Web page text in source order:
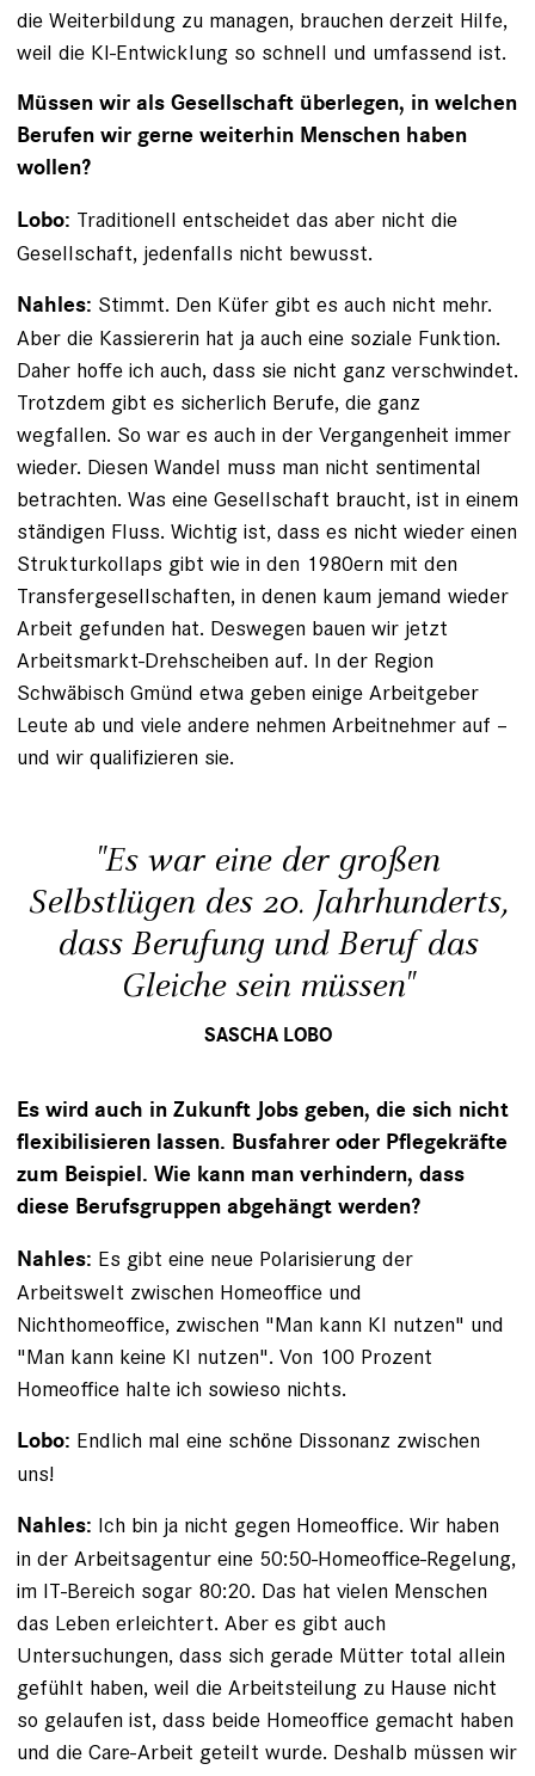
die Weiterbildung zu managen, brauchen derzeit Hilfe,
weil die KI-Entwicklung so schnell und umfassend ist.
Müssen wir als Gesellschaft überlegen, in welchen
Be­rufen wir gerne weiterhin Menschen haben
wollen?
Lobo: Traditionell entscheidet das aber nicht die
Gesellschaft, jedenfalls nicht bewusst.
Nahles: Stimmt. Den Küfer gibt es auch nicht mehr.
Aber die Kassiererin hat ja auch eine soziale Funktion.
Daher hoffe ich auch, dass sie nicht ganz verschwindet.
Trotzdem gibt es sicherlich Berufe, die ganz
wegfallen. So war es auch in der Vergangenheit immer
wieder. Diesen Wandel muss man nicht sentimental
betrachten. Was eine Gesellschaft braucht, ist in einem
ständigen Fluss. Wichtig ist, dass es nicht wieder einen
Strukturkollaps gibt wie in den 1980ern mit den
Transfergesellschaften, in denen kaum jemand wieder
Arbeit gefunden hat. Deswegen bauen wir jetzt
Arbeits­markt-Drehscheiben auf. In der Region
Schwäbisch Gmünd etwa geben einige Arbeitgeber
Leute ab und viele andere nehmen Arbeitnehmer auf –
und wir qualifizieren sie.
"Es war eine der großen
Selbstlügen des 20. Jahrhunderts,
dass Berufung und Beruf das
Gleiche sein müssen"
SASCHA LOBO
Es wird auch in Zukunft Jobs geben, die sich nicht
­flexibilisieren lassen. Busfahrer oder Pflegekräfte
zum ­Beispiel. Wie kann man verhindern, dass
diese Berufsgruppen abgehängt werden?
Nahles: Es gibt eine neue Polarisierung der
Arbeitswelt zwischen Homeoffice und
Nichthomeoffice, zwischen "Man kann KI nutzen" und
"Man kann keine KI nutzen". Von 100 Prozent
Homeoffice halte ich sowieso nichts.
Lobo: Endlich mal eine schöne Dissonanz zwischen
uns!
Nahles: Ich bin ja nicht gegen Homeoffice. Wir haben
in der Arbeitsagentur eine 50:50-Homeoffice-Regelung,
im IT-Bereich sogar 80:20. Das hat vielen Menschen
das Leben erleichtert. Aber es gibt auch
Untersuchungen, dass sich gerade Mütter total allein
gefühlt haben, weil die Arbeitsteilung zu Hause nicht
so gelaufen ist, dass beide Homeoffice gemacht haben
und die Care-Arbeit geteilt wurde. Deshalb müssen wir